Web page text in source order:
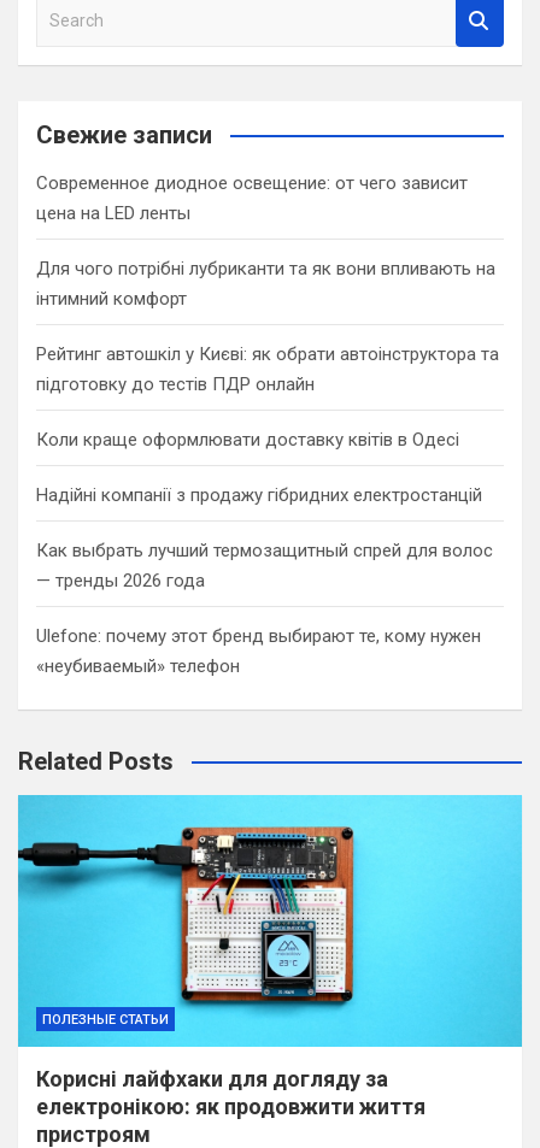
a
c
Свежие записи
Современное диодное освещение: от чего зависит
цена на LED ленты
Для чого потрібні лубриканти та як вони впливають на
інтимний комфорт
Рейтинг автошкіл у Києві: як обрати автоінструктора та
підготовку до тестів ПДР онлайн
Коли краще оформлювати доставку квітів в Одесі
Надійні компанії з продажу гібридних електростанцій
Как выбрать лучший термозащитный спрей для волос
— тренды 2026 года
Ulefone: почему этот бренд выбирают те, кому нужен
«неубиваемый» телефон
Related Posts
ПОЛЕЗНЫЕ СТАТЬИ
Корисні лайфхаки для догляду за
електронікою: як продовжити життя
пристроям